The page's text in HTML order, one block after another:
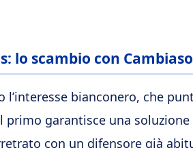
lo scambio con
l’interesse bianconero, che
primo garantisce una
con un difensore già